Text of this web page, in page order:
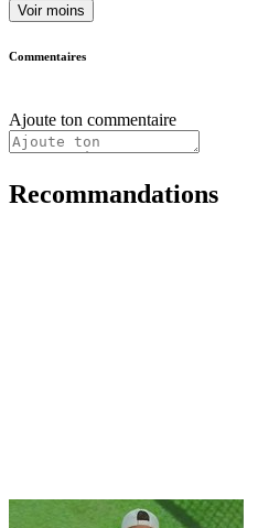
Voir moins
Commentaires
Ajoute ton commentaire
Recommandations